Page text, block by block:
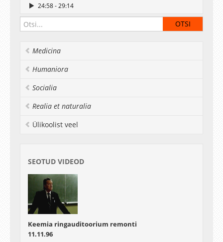
24:58 - 29:14
Keemiainstituudi direktor Enn Lusti kõne
29:37 - 31:10
Lindi lõikamine ja hoone avamine
32:57 - 43:05
laboritesse. Ekskursioonijuhiks on Enn Lust.
43:08 - 45:08
vastuvõtt, tänuavaldused
Medicina
Humaniora
Socialia
Realia et naturalia
Ülikoolist veel
SEOTUD VIDEOD
Keemia ringauditoorium remonti
11.11.96